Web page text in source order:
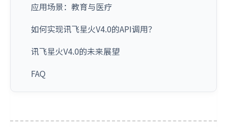
应用场景：教育与医疗
如何实现讯飞星火V4.0的API调用？
讯飞星火V4.0的未来展望
FAQ